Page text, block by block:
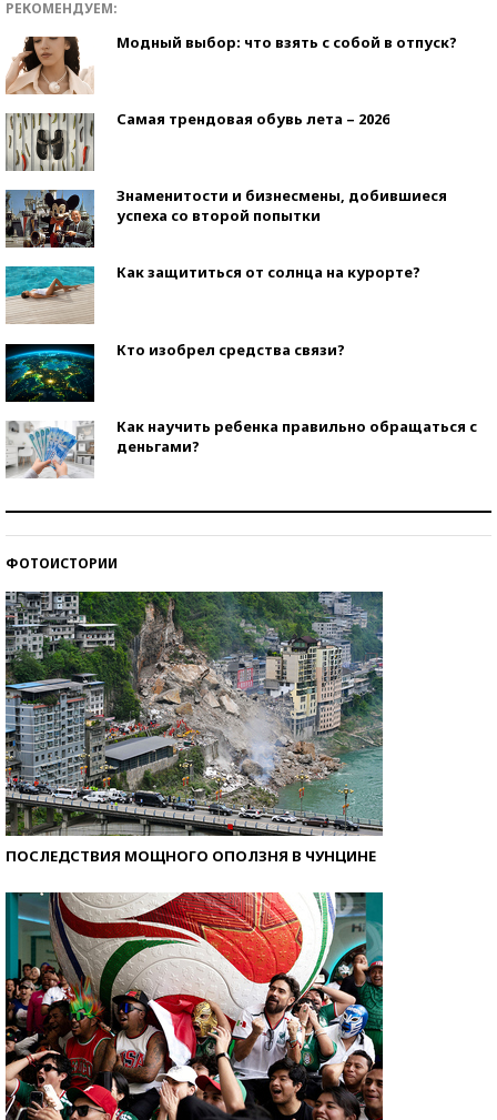
РЕКОМЕНДУЕМ:
Модный выбор: что взять с собой в отпуск?
Самая трендовая обувь лета – 2026
Знаменитости и бизнесмены, добившиеся
успеха со второй попытки
Как защититься от солнца на курорте?
Кто изобрел средства связи?
Как научить ребенка правильно обращаться с
деньгами?
ФОТОИСТОРИИ
ПОСЛЕДСТВИЯ МОЩНОГО ОПОЛЗНЯ В ЧУНЦИНЕ